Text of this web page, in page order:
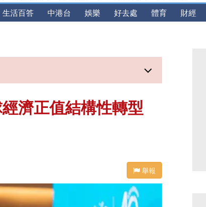
生活百答 中港台 娛樂 好去處 體育 財經
濟正值結構性轉型
舉報